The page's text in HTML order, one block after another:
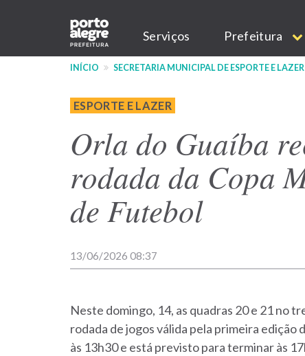
conteúdo
Main
navigation
Serviços Prefeitura
INÍCIO SECRETARIA MUNICIPAL DE ESPORTE E LAZER
ESPORTE E LAZER
Orla do Guaíba
rodada da Copa
de Futebol
13/06/2026 08:37
Neste domingo, 14, as quadras 20 e 21 no
rodada de jogos válida pela primeira edição
às 13h30 e está previsto para terminar às